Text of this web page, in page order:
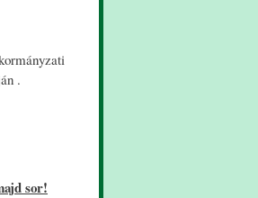
.
sor!